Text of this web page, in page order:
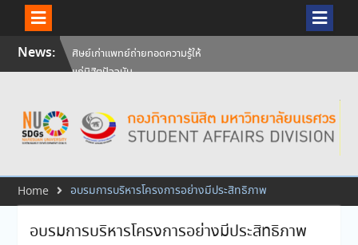
SkipNews:
ศิษย์เก่าแพทย์ถ่ายทอดความรู้ให้
แก่นิสิตปัจจุบัน
นเรศวร ครบรอบ 36 ปี 29
กรกฎาคม 2569
สัมภาษณ์นิสิตเพื่อพิจารณาเข้ารับ
ประจำปีการศึกษา 256
Home อบรมการบริหารโครงการอย่างมีประสิทธิภาพ
อบรมการบริหารโครงการอย่างมีประสิทธิภาพ